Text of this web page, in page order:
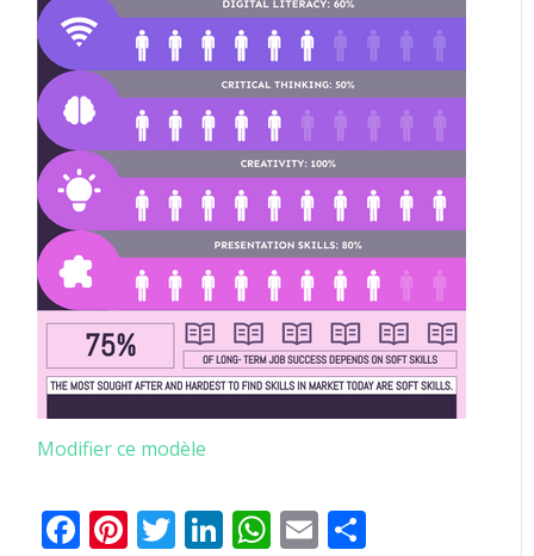
Modifier ce modèle
Facebook
Pinterest
Twitter
LinkedIn
WhatsApp
Email